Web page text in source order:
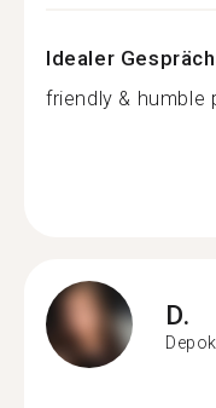
Idealer
friendly & humble
D.
Depok